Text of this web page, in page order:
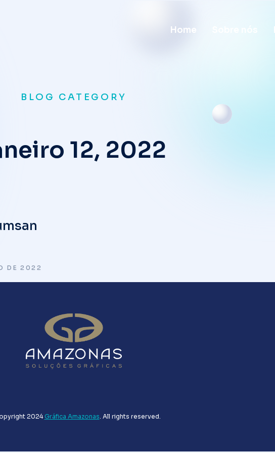
Home
BLOG CATEGORY
12, 2022
DE 2022
2024 Gráfica Amazonas . All rights reserved.